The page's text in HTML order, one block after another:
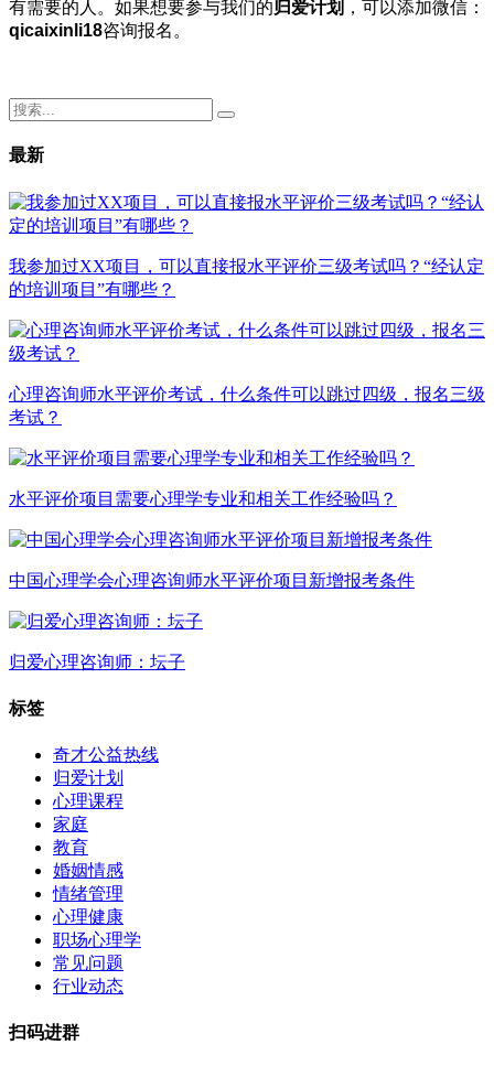
有需要的人。如果想要参与我们的归爱计划 ，可以添加微信：
qicaixinli18咨询报名。
最新
我参加过XX项目，可以直接报水平评价三级考试吗？“经认定
的培训项目”有哪些？
心理咨询师水平评价考试，什么条件可以跳过四级，报名三级
考试？
水平评价项目需要心理学专业和相关工作经验吗？
中国心理学会心理咨询师水平评价项目新增报考条件
归爱心理咨询师：坛子
标签
奇才公益热线
归爱计划
心理课程
家庭
教育
婚姻情感
情绪管理
心理健康
职场心理学
常见问题
行业动态
扫码进群